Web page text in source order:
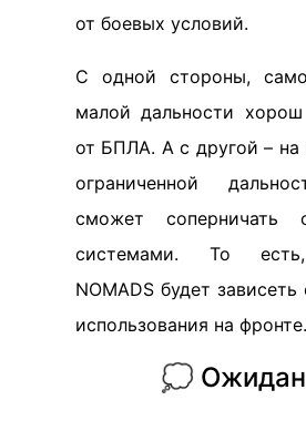
от боевых условий.
С одной стороны,
малой дальности
от БПЛА. А с другой – на
ограниченной
сможет соперничать
системами. То
NOMADS будет зависеть
использования на фронте.
💭